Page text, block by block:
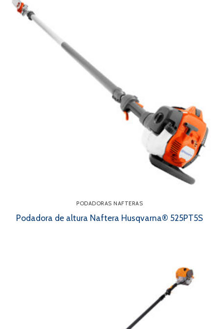
PODADORAS NAFTERAS
Podadora de altura Naftera Husqvarna® 525PT5S